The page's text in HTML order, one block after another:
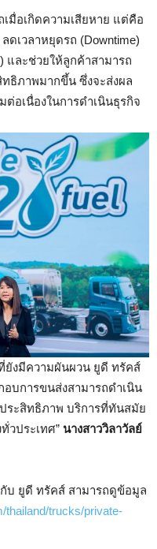
เมื่อเกิดความเสียหาย แต่คือ
เวลาหยุดรถ (Downtime)
และช่วยให้ลูกค้าสามารถ
ทธิภาพมากขึ้น ซึ่งจะส่งผล
อเนื่องในการดำเนินธุรกิจ
ยังมีความผันผวน ยูดี ทรัคส์
บการขนส่งสามารถดำเนิน
ะสิทธิภาพ บริการที่ทันสมัย
วประเทศ” นางสาววิลาวัลย์
บ ยูดี ทรัคส์ สามารถดูข้อมูล
thailand/trucks/private-